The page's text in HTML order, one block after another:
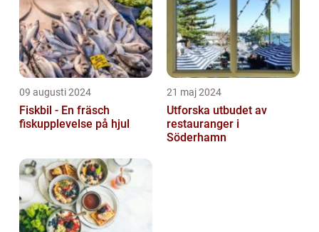
09 augusti 2024
Fiskbil - En fräsch
fiskupplevelse på hjul
21 maj 2024
Utforska utbudet av
restauranger i
Söderhamn